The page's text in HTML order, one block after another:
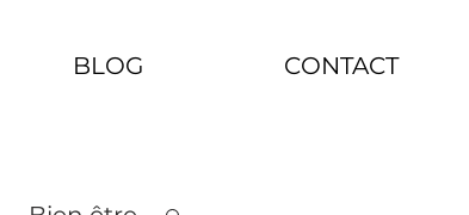
BLOG CONTACT